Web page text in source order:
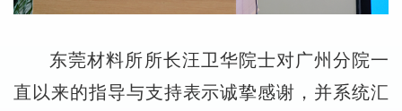
东莞材料所所长汪卫华院士对广州分院一
直以来的指导与支持表示诚挚感谢，并系统汇